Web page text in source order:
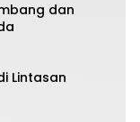
dan
Lintasan